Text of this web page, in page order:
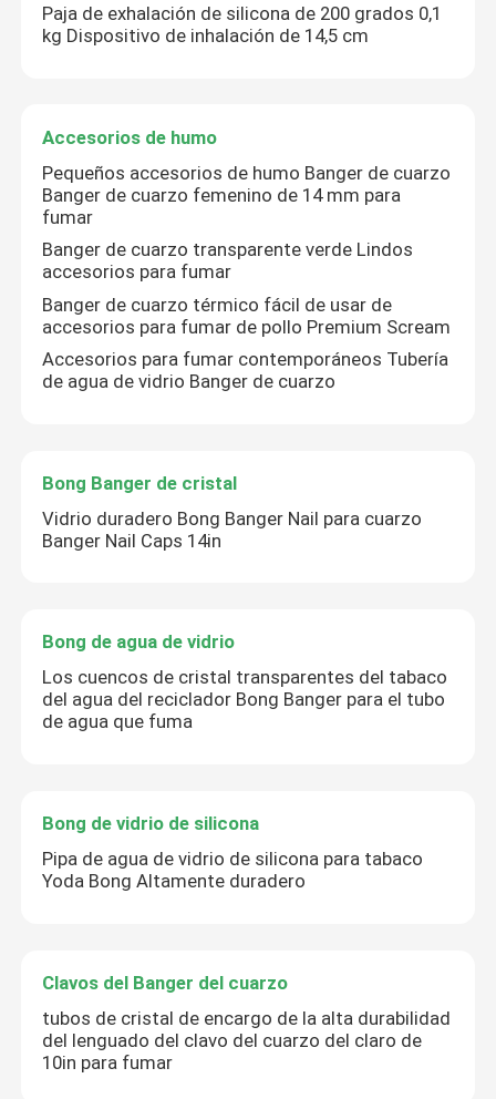
PRESENTACIóN
Paja de exhalación de silicona de 200 grados 0,1
kg Dispositivo de inhalación de 14,5 cm
Accesorios de humo
Pequeños accesorios de humo Banger de cuarzo
Banger de cuarzo femenino de 14 mm para
fumar
Banger de cuarzo transparente verde Lindos
accesorios para fumar
Banger de cuarzo térmico fácil de usar de
accesorios para fumar de pollo Premium Scream
Accesorios para fumar contemporáneos Tubería
de agua de vidrio Banger de cuarzo
Bong Banger de cristal
Vidrio duradero Bong Banger Nail para cuarzo
Banger Nail Caps 14in
Bong de agua de vidrio
Los cuencos de cristal transparentes del tabaco
del agua del reciclador Bong Banger para el tubo
de agua que fuma
Bong de vidrio de silicona
Pipa de agua de vidrio de silicona para tabaco
Yoda Bong Altamente duradero
Clavos del Banger del cuarzo
tubos de cristal de encargo de la alta durabilidad
del lenguado del clavo del cuarzo del claro de
10in para fumar